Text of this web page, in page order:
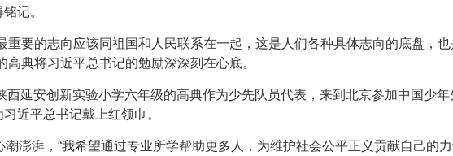
记。
重要的志向应该同祖国和人民联系在一起，这是人们各种具体志向的底盘，
典将习近平总书记的勉励深深刻在心底。
西延安创新实验小学六年级的高典作为少先队员代表，来到北京参加中国少
近平总书记戴上红领巾。
澎湃，“我希望通过专业所学帮助更多人，为维护社会公平正义贡献自己的力